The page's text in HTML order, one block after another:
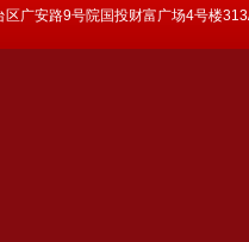
区广安路9号院国投财富广场4号楼